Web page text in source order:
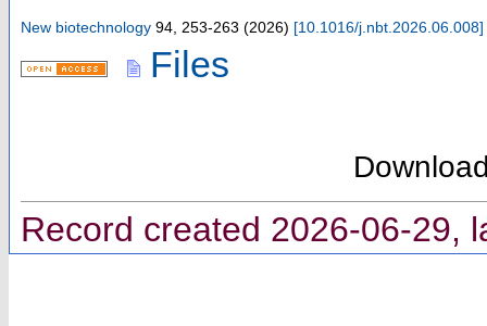
New biotechnology 94 253-263 (2026) [10.1016/j.nbt.2026.06.008]
Files
Record created 2026-06-29,